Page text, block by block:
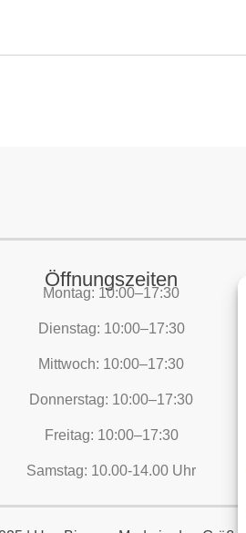
Öffnungszeiten
Montag: 10:00–17:30
Dienstag: 10:00–17:30
Mittwoch: 10:00–17:30
Donnerstag: 10:00–17:30
Freitag: 10:00–17:30
Samstag: 10.00-14.00 Uhr